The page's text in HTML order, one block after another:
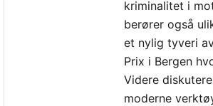
kriminalitet i
berører også
et nylig tyveri
Prix i Bergen
Videre
moderne